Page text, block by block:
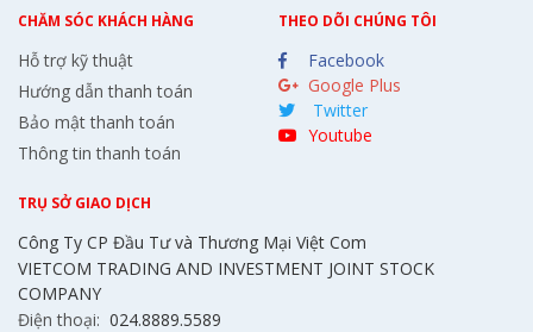
CHĂM SÓC KHÁCH HÀNG
Hỗ trợ kỹ thuật
Hướng dẫn thanh toán
Bảo mật thanh toán
Thông tin thanh toán
THEO DÕI CHÚNG TÔI
Facebook
Google Plus
Twitter
Youtube
TRỤ SỞ GIAO DỊCH
Công Ty CP Đầu Tư và Thương Mại Việt Com
VIETCOM TRADING AND INVESTMENT JOINT STOCK
COMPANY
Điện thoại: 024.8889.5589